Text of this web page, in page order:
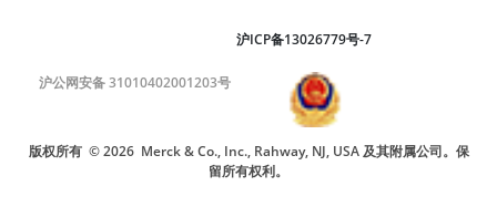
沪ICP备13026779号-7
沪公网安备 31010402001203号
版权所有 © 2026 Merck & Co., Inc., Rahway, NJ, USA 及其附属公司。保
留所有权利。